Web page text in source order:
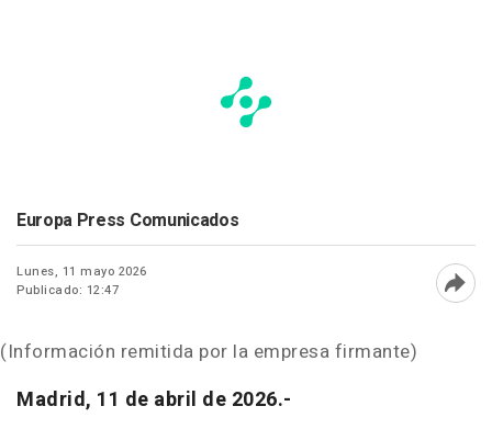
Europa Press Comunicados
Lunes, 11 mayo 2026
Publicado: 12:47
(Información remitida por la empresa firmante)
Madrid, 11 de abril de 2026.-